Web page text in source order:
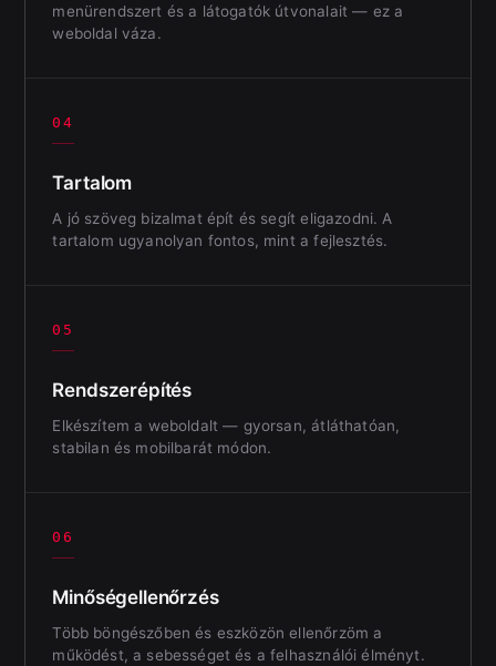
menürendszert és a látogatók útvonalait — ez a
weboldal váza.
04
Tartalom
A jó szöveg bizalmat épít és segít eligazodni. A
tartalom ugyanolyan fontos, mint a fejlesztés.
05
Rendszerépítés
Elkészítem a weboldalt — gyorsan, átláthatóan,
stabilan és mobilbarát módon.
06
Minőségellenőrzés
Több böngészőben és eszközön ellenőrzöm a
működést, a sebességet és a felhasználói élményt.